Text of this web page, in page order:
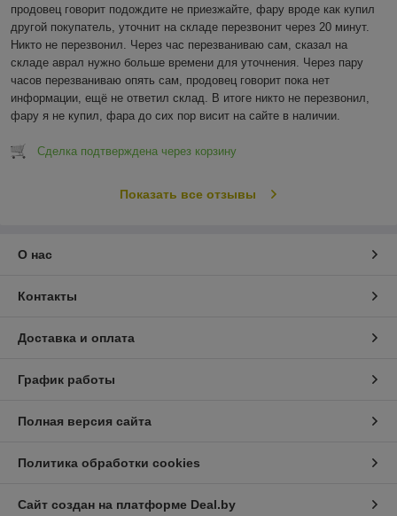
продовец говорит подождите не приезжайте, фару вроде как купил
другой покупатель, уточнит на складе перезвонит через 20 минут.
Никто не перезвонил. Через час перезваниваю сам, сказал на
складе аврал нужно больше времени для уточнения. Через пару
часов перезваниваю опять сам, продовец говорит пока нет
информации, ещё не ответил склад. В итоге никто не перезвонил,
фару я не купил, фара до сих пор висит на сайте в наличии.
Сделка подтверждена через корзину
Показать все отзывы
О нас
Контакты
Доставка и оплата
График работы
Полная версия сайта
Политика обработки cookies
Сайт создан на платформе Deal.by